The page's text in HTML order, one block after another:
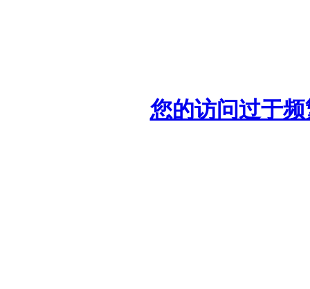
您的访问过于